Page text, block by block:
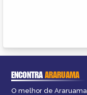
ENCONTRAARARUAMA
O melhor de Araruama